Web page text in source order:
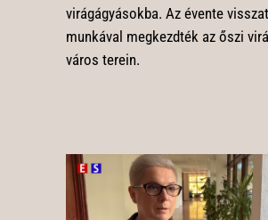
virágágyásokba. Az évente
munkával megkezdték az őszi
város terein.